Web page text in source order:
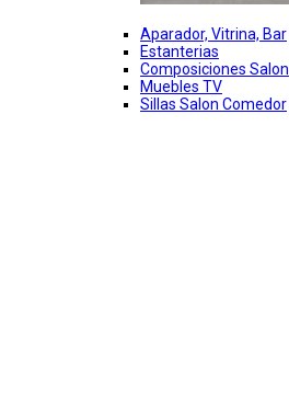
Aparador, Vitrina, Bar
Estanterias
Composiciones Salon
Muebles TV
Sillas Salon Comedor